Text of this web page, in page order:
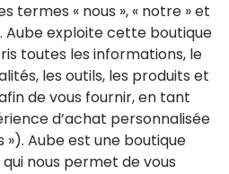
termes « nous », « notre » et
Aube exploite cette boutique
toutes les informations, le
les outils, les produits et
de vous fournir, en tant
d’achat personnalisée
»). Aube est une boutique
nous permet de vous